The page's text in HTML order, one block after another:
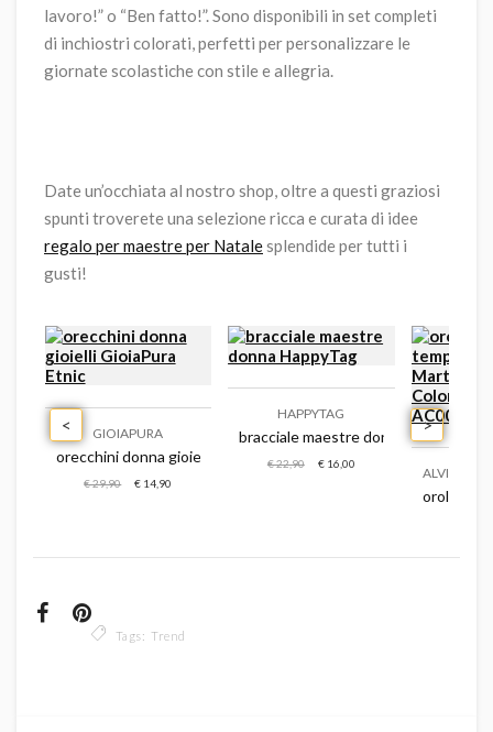
lavoro!” o “Ben fatto!”. Sono disponibili in set completi
di inchiostri colorati, perfetti per personalizzare le
giornate scolastiche con stile e allegria.
Date un’occhiata al nostro shop, oltre a questi graziosi
spunti troverete una selezione ricca e curata di idee
regalo per maestre per Natalesplendide per tutti i
gusti!
gioiapura argento 925 princess
GIOIAPURA
orecchini donna gioielli gioiapura etnic
€ 29,90 € 14,90
HAPPYTAG
bracciale maestre donna happytag
€ 22,90 € 16,00
ALVIERO
orologio
< >
Tags: Trend